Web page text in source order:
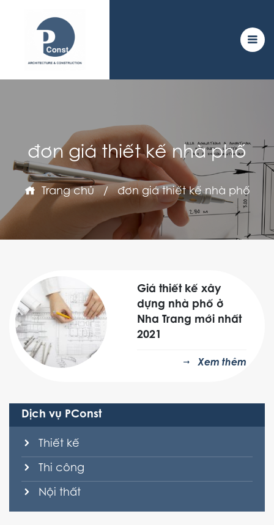
đơn giá thiết kế nhà phố
Trang chủ / đơn giá thiết kế nhà phố
Giá thiết kế xây
dựng nhà phố ở
Nha Trang mới nhất
2021
Xem thêm
Dịch vụ PConst
Thiết kế
Thi công
Nội thất